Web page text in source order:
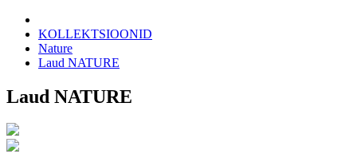
KOLLEKTSIOONID
Nature
Laud NATURE
Laud NATURE